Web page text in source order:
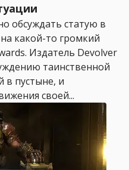
обсуждать статую в
какой-то громкий
Издатель Devolver
таинственной
в пустыне, и
своей...